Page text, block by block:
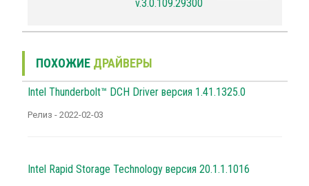
v.3.0.109.29300
ПОХОЖИЕ ДРАЙВЕРЫ
Intel Thunderbolt™ DCH Driver версия 1.41.1325.0
Релиз - 2022-02-03
Intel Rapid Storage Technology версия 20.1.1.1016